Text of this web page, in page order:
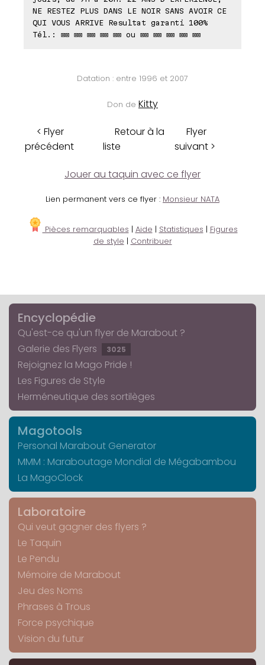
NE RESTEZ PLUS DANS LE NOIR SANS AVOIR CE
QUI VOUS ARRIVE Resultat garanti 100%
Tél.: ⊠⊠ ⊠⊠ ⊠⊠ ⊠⊠ ⊠⊠ ou ⊠⊠ ⊠⊠ ⊠⊠ ⊠⊠ ⊠⊠
Datation : entre 1996 et 2007
Don de Kitty
< Flyer
précédent
Retour à la
liste
Flyer
suivant >
Jouer au taquin avec ce flyer
Lien permanent vers ce flyer : Monsieur NATA
Pièces remarquables | Aide | Statistiques | Figures
de style | Contribuer
Encyclopédie
Qu'est-ce qu'un flyer de Marabout ?
Galerie des Flyers
3025
Rejoignez la Mago Pride !
Les Figures de Style
Herméneutique des sortilèges
Magotools
Personal Marabout Generator
MMM : Maraboutage Mondial de Mégabambou
La MagoClock
Laboratoire
Qui veut gagner des flyers ?
Le Taquin
Le Pendu
Mémoire de Marabout
Jeu des Noms
Phrases à Trous
Force psychique
Vision du futur